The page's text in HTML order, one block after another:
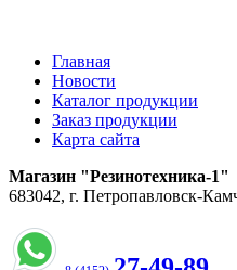
Главная
Новости
Каталог продукции
Заказ продукции
Карта сайта
Магазин "Резинотехника-1"
683042, г. Петропавловск-